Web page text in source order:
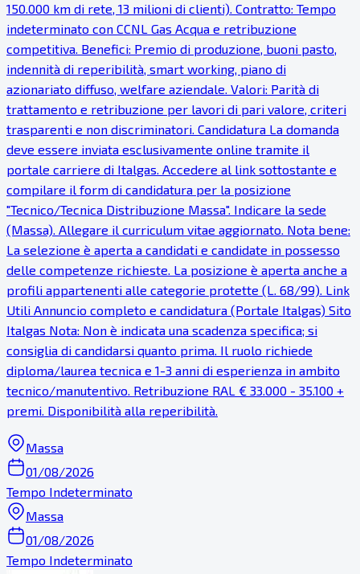
150.000 km di rete, 13 milioni di clienti). Contratto: Tempo
indeterminato con CCNL Gas Acqua e retribuzione
competitiva. Benefici: Premio di produzione, buoni pasto,
indennità di reperibilità, smart working, piano di
azionariato diffuso, welfare aziendale. Valori: Parità di
trattamento e retribuzione per lavori di pari valore, criteri
trasparenti e non discriminatori. Candidatura La domanda
deve essere inviata esclusivamente online tramite il
portale carriere di Italgas. Accedere al link sottostante e
compilare il form di candidatura per la posizione
"Tecnico/Tecnica Distribuzione Massa". Indicare la sede
(Massa). Allegare il curriculum vitae aggiornato. Nota bene:
La selezione è aperta a candidati e candidate in possesso
delle competenze richieste. La posizione è aperta anche a
profili appartenenti alle categorie protette (L. 68/99). Link
Utili Annuncio completo e candidatura (Portale Italgas) Sito
Italgas Nota: Non è indicata una scadenza specifica; si
consiglia di candidarsi quanto prima. Il ruolo richiede
diploma/laurea tecnica e 1-3 anni di esperienza in ambito
tecnico/manutentivo. Retribuzione RAL € 33.000 - 35.100 +
premi. Disponibilità alla reperibilità.
Massa
01/08/2026
Tempo Indeterminato
Massa
01/08/2026
Tempo Indeterminato